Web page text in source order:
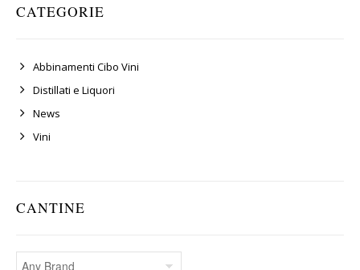
CATEGORIE
Abbinamenti Cibo Vini
Distillati e Liquori
News
Vini
CANTINE